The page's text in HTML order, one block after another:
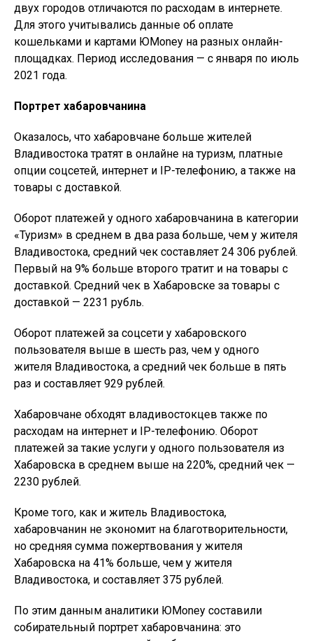
двух городов отличаются по расходам в интернете.
Для этого учитывались данные об оплате
кошельками и картами ЮMoney на разных онлайн-
площадках. Период исследования — с января по июль
2021 года.
Портрет хабаровчанина
Оказалось, что хабаровчане больше жителей
Владивостока тратят в онлайне на туризм, платные
опции соцсетей, интернет и IP-телефонию, а также на
товары с доставкой.
Оборот платежей у одного хабаровчанина в категории
«Туризм» в среднем в два раза больше, чем у жителя
Владивостока, средний чек составляет 24 306 рублей.
Первый на 9% больше второго тратит и на товары с
доставкой. Средний чек в Хабаровске за товары с
доставкой — 2231 рубль.
Оборот платежей за соцсети у хабаровского
пользователя выше в шесть раз, чем у одного
жителя Владивостока, а средний чек больше в пять
раз и составляет 929 рублей.
Хабаровчане обходят владивостокцев также по
расходам на интернет и IP-телефонию. Оборот
платежей за такие услуги у одного пользователя из
Хабаровска в среднем выше на 220%, средний чек —
2230 рублей.
Кроме того, как и житель Владивостока,
хабаровчанин не экономит на благотворительности,
но средняя сумма пожертвования у жителя
Хабаровска на 41% больше, чем у жителя
Владивостока, и составляет 375 рублей.
По этим данным аналитики ЮMoney составили
собирательный портрет хабаровчанина: это